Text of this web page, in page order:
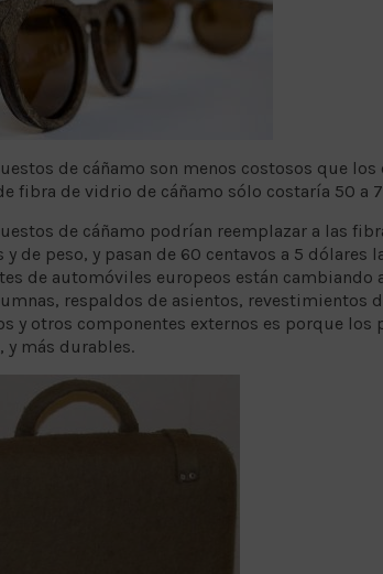
de cáñamo son menos costosos que
fibra de vidrio de cáñamo sólo costaría 50 a
de cáñamo podrían reemplazar a las
y de peso, y pasan de 60 centavos a 5
de automóviles europeos están cambiando
respaldos de asientos, revestimientos
y otros componentes externos es porque los
y más durables.